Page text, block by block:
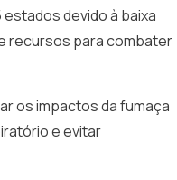
estados devido à baixa
recursos para combater
os impactos da fumaça
e evitar